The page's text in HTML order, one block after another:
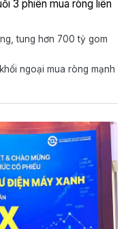
3 phiên mua ròng liên
tung hơn 700 tỷ gom
ngoại mua ròng mạnh